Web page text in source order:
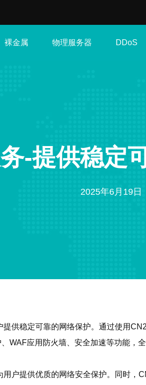
裸金属 物理服务器 DDoS
-提供稳定
2025年6月19日
供稳定可靠的网络保护。通过使用
WAF应用防火墙、安全加速等功能
户提供优质的网络安全保护。同时，